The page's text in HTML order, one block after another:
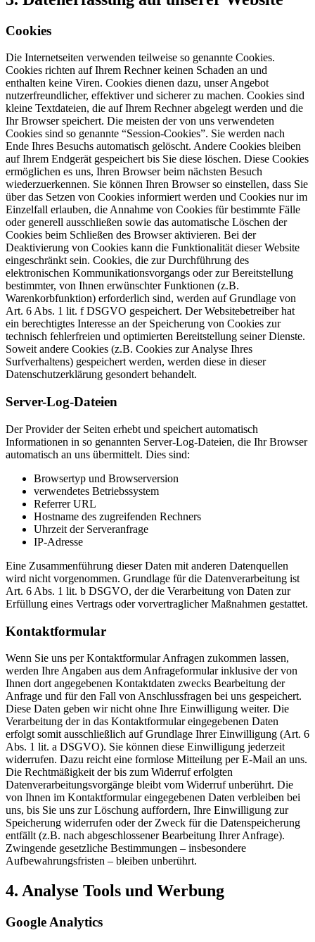
Cookies
Die Internetseiten verwenden teilweise so genannte Cookies.
Cookies richten auf Ihrem Rechner keinen Schaden an und
enthalten keine Viren. Cookies dienen dazu, unser Angebot
nutzerfreundlicher, effektiver und sicherer zu machen. Cookies sind
kleine Textdateien, die auf Ihrem Rechner abgelegt werden und die
Ihr Browser speichert. Die meisten der von uns verwendeten
Cookies sind so genannte “Session-Cookies”. Sie werden nach
Ende Ihres Besuchs automatisch gelöscht. Andere Cookies bleiben
auf Ihrem Endgerät gespeichert bis Sie diese löschen. Diese Cookies
ermöglichen es uns, Ihren Browser beim nächsten Besuch
wiederzuerkennen. Sie können Ihren Browser so einstellen, dass Sie
über das Setzen von Cookies informiert werden und Cookies nur im
Einzelfall erlauben, die Annahme von Cookies für bestimmte Fälle
oder generell ausschließen sowie das automatische Löschen der
Cookies beim Schließen des Browser aktivieren. Bei der
Deaktivierung von Cookies kann die Funktionalität dieser Website
eingeschränkt sein. Cookies, die zur Durchführung des
elektronischen Kommunikationsvorgangs oder zur Bereitstellung
bestimmter, von Ihnen erwünschter Funktionen (z.B.
Warenkorbfunktion) erforderlich sind, werden auf Grundlage von
Art. 6 Abs. 1 lit. f DSGVO gespeichert. Der Websitebetreiber hat
ein berechtigtes Interesse an der Speicherung von Cookies zur
technisch fehlerfreien und optimierten Bereitstellung seiner Dienste.
Soweit andere Cookies (z.B. Cookies zur Analyse Ihres
Surfverhaltens) gespeichert werden, werden diese in dieser
Datenschutzerklärung gesondert behandelt.
Server-Log-Dateien
Der Provider der Seiten erhebt und speichert automatisch
Informationen in so genannten Server-Log-Dateien, die Ihr Browser
automatisch an uns übermittelt. Dies sind:
Browsertyp und Browserversion
verwendetes Betriebssystem
Referrer URL
Hostname des zugreifenden Rechners
Uhrzeit der Serveranfrage
IP-Adresse
Eine Zusammenführung dieser Daten mit anderen Datenquellen
wird nicht vorgenommen. Grundlage für die Datenverarbeitung ist
Art. 6 Abs. 1 lit. b DSGVO, der die Verarbeitung von Daten zur
Erfüllung eines Vertrags oder vorvertraglicher Maßnahmen gestattet.
Kontaktformular
Wenn Sie uns per Kontaktformular Anfragen zukommen lassen,
werden Ihre Angaben aus dem Anfrageformular inklusive der von
Ihnen dort angegebenen Kontaktdaten zwecks Bearbeitung der
Anfrage und für den Fall von Anschlussfragen bei uns gespeichert.
Diese Daten geben wir nicht ohne Ihre Einwilligung weiter. Die
Verarbeitung der in das Kontaktformular eingegebenen Daten
erfolgt somit ausschließlich auf Grundlage Ihrer Einwilligung (Art. 6
Abs. 1 lit. a DSGVO). Sie können diese Einwilligung jederzeit
widerrufen. Dazu reicht eine formlose Mitteilung per E-Mail an uns.
Die Rechtmäßigkeit der bis zum Widerruf erfolgten
Datenverarbeitungsvorgänge bleibt vom Widerruf unberührt. Die
von Ihnen im Kontaktformular eingegebenen Daten verbleiben bei
uns, bis Sie uns zur Löschung auffordern, Ihre Einwilligung zur
Speicherung widerrufen oder der Zweck für die Datenspeicherung
entfällt (z.B. nach abgeschlossener Bearbeitung Ihrer Anfrage).
Zwingende gesetzliche Bestimmungen – insbesondere
Aufbewahrungsfristen – bleiben unberührt.
4. Analyse Tools und Werbung
Google Analytics